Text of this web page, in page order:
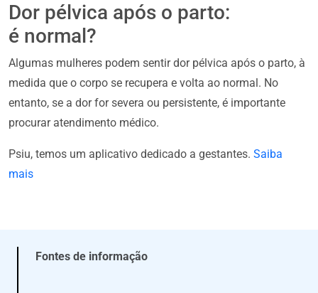
Dor pélvica após o parto:
é normal?
Algumas mulheres podem sentir dor pélvica após o parto, à
medida que o corpo se recupera e volta ao normal. No
entanto, se a dor for severa ou persistente, é importante
procurar atendimento médico.
Psiu, temos um aplicativo dedicado a gestantes. Saiba
mais
Fontes de informação